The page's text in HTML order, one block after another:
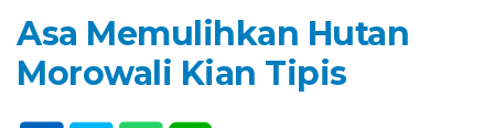
Asa Memulihkan Hutan
Morowali Kian Tipis